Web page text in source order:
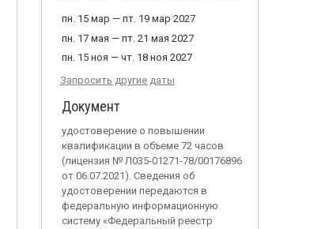
пн. 15 мар — пт. 19 мар 2027
пн. 17 мая — пт. 21 мая 2027
пн. 15 ноя — чт. 18 ноя 2027
Запросить другие даты
Документ
удостоверение о повышении
квалификации в объеме 72 часов
(лицензия № Л035-01271-78/00176896
от 06.07.2021). Сведения об
удостоверении передаются в
федеральную информационную
систему «Федеральный реестр